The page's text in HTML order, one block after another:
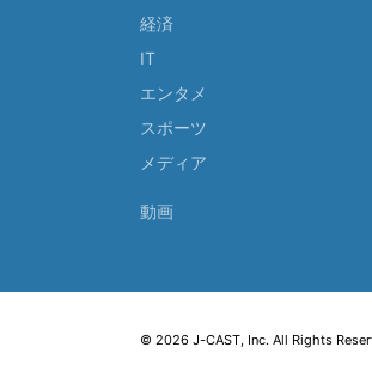
経済
IT
エンタメ
スポーツ
メディア
動画
© 2026 J-CAST, Inc. All Rights